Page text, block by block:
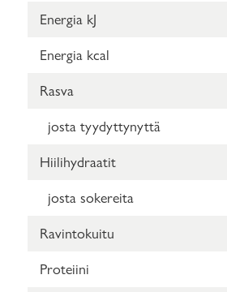
Energia kJ
Energia kcal
Rasva
josta tyydyttynyttä
Hiilihydraatit
josta sokereita
Ravintokuitu
Proteiini